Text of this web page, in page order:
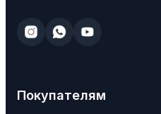
Покупателям